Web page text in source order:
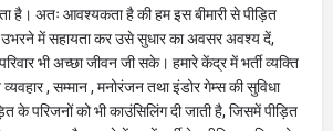
है। अतः आवश्यकता है की हम इस बीमारी से पीड़ित
उभरने में सहायता कर उसे सुधार का अवसर अवश्य दें,
भी अच्छा जीवन जी सके। हमारे केंद्र में भर्ती व्यक्ति
, सम्मान , मनोरंजन तथा इंडोर गेम्स की सुविधा
के परिजनों को भी काउंसिलिंग दी जाती है, जिसमें पीड़ित